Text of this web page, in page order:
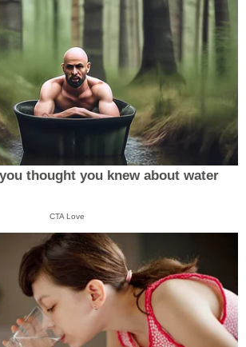
thought you knew about water
CTA Love